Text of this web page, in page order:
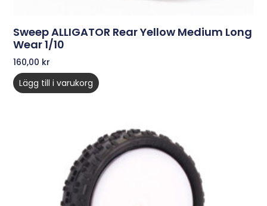
Sweep ALLIGATOR Rear Yellow Medium Long
Wear 1/10
160,00 kr
Lägg till i varukorg